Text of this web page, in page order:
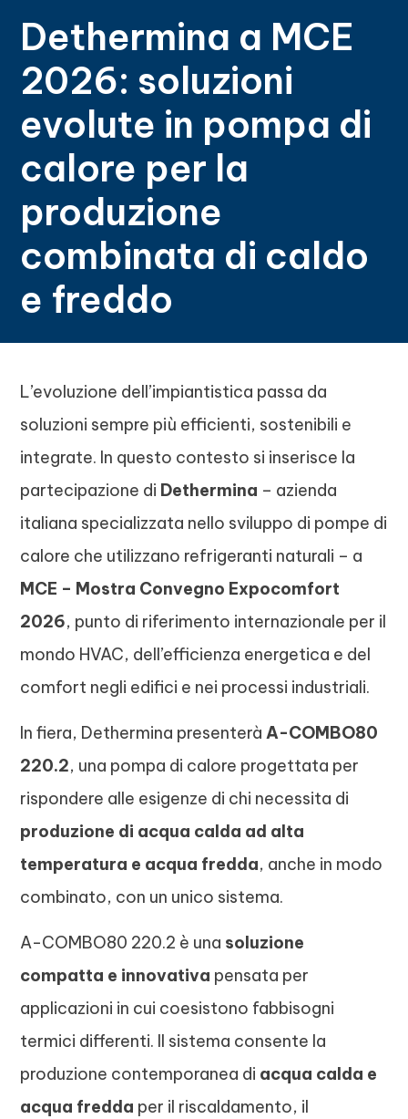
Dethermina a MCE
2026: soluzioni
evolute in pompa di
calore per la
produzione
combinata di caldo
e freddo
L’evoluzione dell’impiantistica passa da
soluzioni sempre più efficienti, sostenibili e
integrate. In questo contesto si inserisce la
partecipazione di Dethermina – azienda
italiana specializzata nello sviluppo di pompe di
calore che utilizzano refrigeranti naturali – a
MCE – Mostra Convegno Expocomfort
2026, punto di riferimento internazionale per il
mondo HVAC, dell’efficienza energetica e del
comfort negli edifici e nei processi industriali.
In fiera, Dethermina presenteràA-COMBO80
220.2, una pompa di calore progettata per
rispondere alle esigenze di chi necessita di
produzione di acqua calda ad alta
temperatura e acqua fredda, anche in modo
combinato, con un unico sistema.
A-COMBO80 220.2 è una soluzione
compatta e innovativa pensata per
applicazioni in cui coesistono fabbisogni
termici differenti. Il sistema consente la
produzione contemporanea di acqua calda e
acqua fredda per il riscaldamento, il